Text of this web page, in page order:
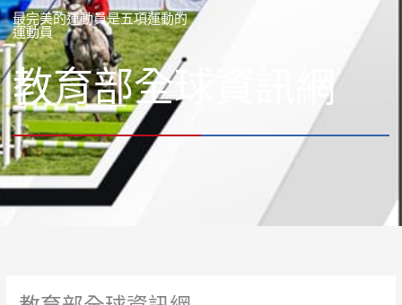
最完美的運動員是五項運動的
運動員
教育部全球資訊網